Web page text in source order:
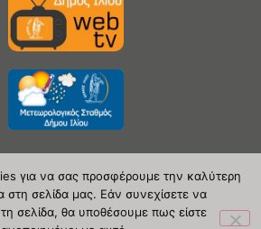
2020 © Δήμος Ιλίου
για να σας προσφέρουμε την καλύτερη
στη σελίδα μας. Εάν συνεχίσετε να
τη σελίδα, θα υποθέσουμε πως είστε